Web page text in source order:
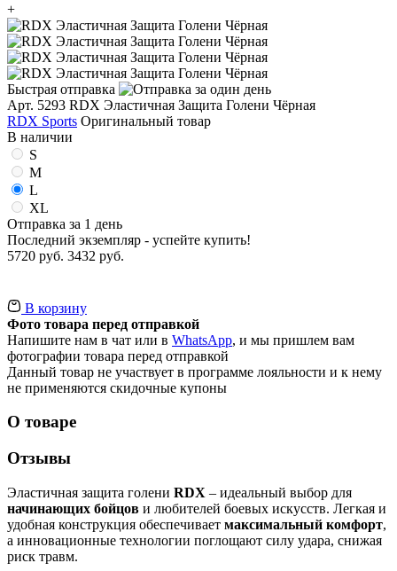
+
Быстрая отправка
Арт. 5293 RDX Эластичная Защита Голени Чёрная
RDX Sports Оригинальный товар
В наличии
S
M
L
XL
Отправка за 1 день
Последний экземпляр - успейте купить!
5720 руб. 3432 руб.
В корзину
Фото товара перед отправкой
Напишите нам в чат или в WhatsApp, и мы пришлем вам
фотографии товара перед отправкой
Данный товар не участвует в программе лояльности и к нему
не применяются скидочные купоны
О товаре
Отзывы
Эластичная защита голени RDX – идеальный выбор для
начинающих бойцов и любителей боевых искусств. Легкая и
удобная конструкция обеспечивает максимальный комфорт,
а инновационные технологии поглощают силу удара, снижая
риск травм.